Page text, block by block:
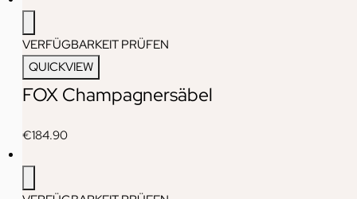
VERFÜGBARKEIT PRÜFEN
QUICKVIEW
FOX Champagnersäbel
€184.90